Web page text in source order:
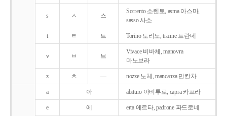
s ㅅ 스
Sorrento 소렌토, asma 아스마,
sasso 사소
t ㅌ 트 Torino 토리노, tranne 트란네
v ㅂ 브
Vivace 비바체, manovra
마노브라
z ㅊ ― nozze 노체, mancanza 만칸차
a 아 abituro 아비투로, capra 카프라
e 에 erta 에르타, padrone 파드로네